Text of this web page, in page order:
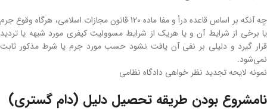
چه آنکه بر اساس قاعده درأ و مفا ماده 120 قانون مجازات اسلامی، هرگاه وقوع جرم
یا برخی از شرایط آن و یا هریک از شرایط مسوولیت کیفری مورد شبهه یا تردید
قرار گیرد و دلیلی بر نفی آن یافت نشود حسب مورد جرم یا شرط مذکور ثابت
نمی‌شود.
نمونه لایحه تجدید نظر خواهی دادگاه نظامی
نامشروع بودن طریقه تحصیل دلیل (دام گستری)